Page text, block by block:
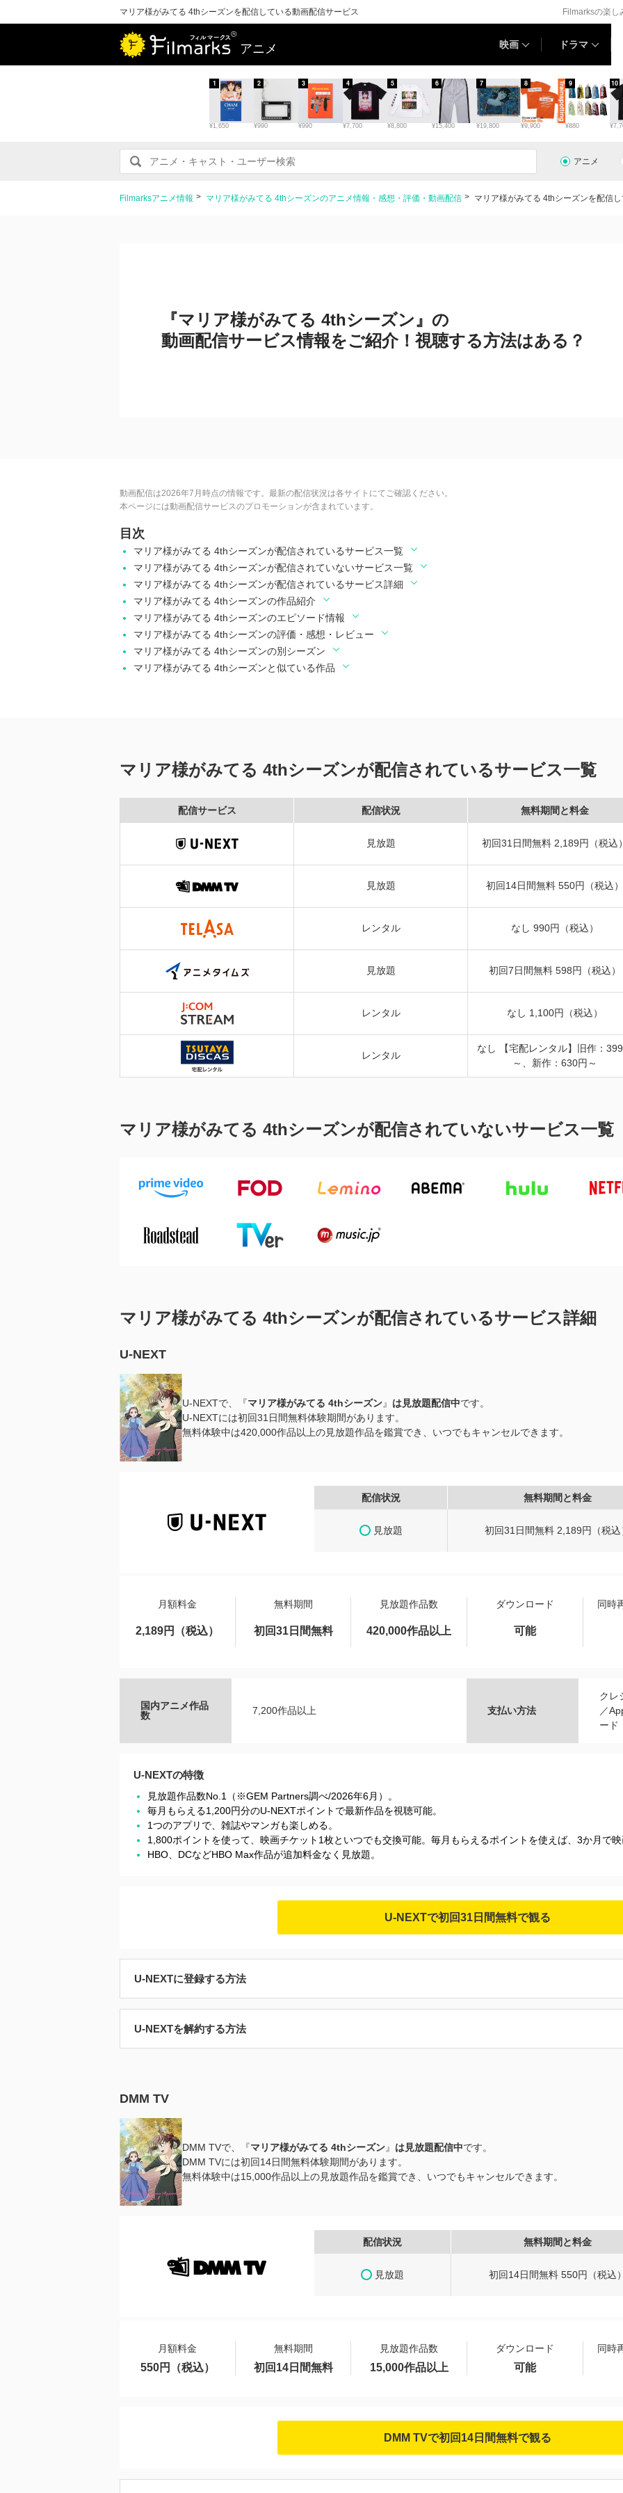
マリア様がみてる 4thシーズンを配信している動画配信サービス Filmarksの楽し
アニメ 映画 ドラマ
¥1,650
1
¥990
2
¥990
3
¥7,700
4
¥8,800
5
¥15,400
6
¥19,800
7
¥9,900
8
¥880
9 10
アニメ
Filmarksアニメ情報 マリア様がみてる 4thシーズンのアニメ情報・感想・評価・動画配信 マリア様がみてる 4thシーズンを配信
『マリア様がみてる 4thシーズン』の
動画配信サービス情報をご紹介！視聴する方法はある？
動画配信は2026年7月時点の情報です。最新の配信状況は各サイトにてご確認ください。
本ページには動画配信サービスのプロモーションが含まれています。
目次
マリア様がみてる 4thシーズンが配信されているサービス一覧
マリア様がみてる 4thシーズンが配信されていないサービス一覧
マリア様がみてる 4thシーズンが配信されているサービス詳細
マリア様がみてる 4thシーズンの作品紹介
マリア様がみてる 4thシーズンのエピソード情報
マリア様がみてる 4thシーズンの評価・感想・レビュー
マリア様がみてる 4thシーズンの別シーズン
マリア様がみてる 4thシーズンと似ている作品
マリア様がみてる 4thシーズンが配信されているサービス一覧
配信サービス 配信状況 無料期間と料金
見放題 初回31日間無料 2,189円（税込）
見放題 初回14日間無料 550円（税込）
レンタル なし 990円（税込）
見放題 初回7日間無料 598円（税込）
レンタル なし 1,100円（税込）
レンタル
なし 【宅配レンタル】旧作：
～、新作：630円～
マリア様がみてる 4thシーズンが配信されていないサービス一覧
マリア様がみてる 4thシーズンが配信されているサービス詳細
U-NEXT
U-NEXTで、『マリア様がみてる 4thシーズン』 は見放題配信中です。
U-NEXTには初回31日間無料体験期間があります。
無料体験中は420,000作品以上の見放題作品を鑑賞でき、いつでもキャンセルできます。
配信状況 無料期間と料金
見放題 初回31日間無料 2,189円（税込
月額料金 無料期間 見放題作品数 ダウンロード 同時
2,189円（税込） 初回31日間無料 420,000作品以上 可能
国内アニメ作品
数
7,200作品以上 支払い方法
クレ
／
ード
U-NEXTの特徴
見放題作品数No.1（※GEM Partners調べ/2026年6⽉）。
毎月もらえる1,200円分のU-NEXTポイントで最新作品を視聴可能。
1つのアプリで、雑誌やマンガも楽しめる。
1,800ポイントを使って、映画チケット1枚といつでも交換可能。毎月もらえるポイントを使えば、3か月で映
HBO、DCなどHBO Max作品が追加料金なく見放題。
U-NEXTで初回31日間無料で観る
U-NEXTに登録する方法
U-NEXTを解約する方法
DMM TV
DMM TVで、『マリア様がみてる 4thシーズン』 は見放題配信中です。
DMM TVには初回14日間無料体験期間があります。
無料体験中は15,000作品以上の見放題作品を鑑賞でき、いつでもキャンセルできます。
配信状況 無料期間と料金
見放題 初回14日間無料 550円（税込）
月額料金 無料期間 見放題作品数 ダウンロード 同時
550円（税込） 初回14日間無料 15,000作品以上 可能
DMM TVで初回14日間無料で観る